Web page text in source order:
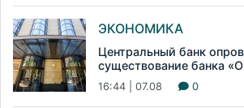
ЭКОНОМИКА
Центральный банк
существование банка
16:44 | 07.08 0